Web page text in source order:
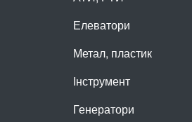
Елеватори
Метал, пластик
Інструмент
Генератори